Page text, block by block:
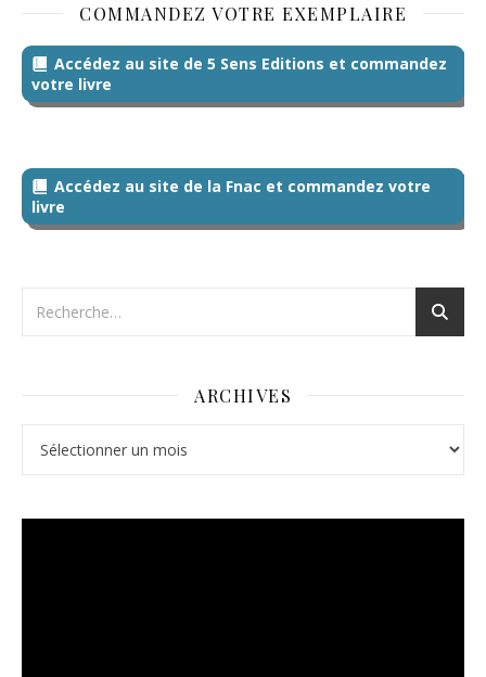
COMMANDEZ VOTRE EXEMPLAIRE
Accédez au site de 5 Sens Editions et commandez
votre livre
Accédez au site de la Fnac et commandez votre
livre
ARCHIVES